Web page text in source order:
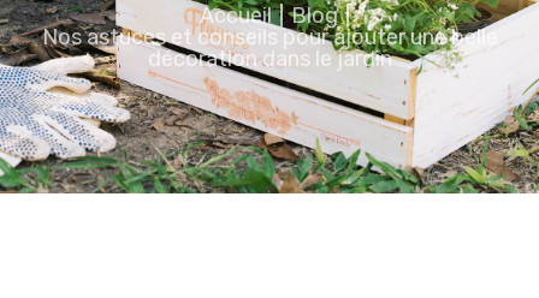
Accueil
Blog
Nos astuces et conseils pour ajouter une belle
décoration dans le jardin